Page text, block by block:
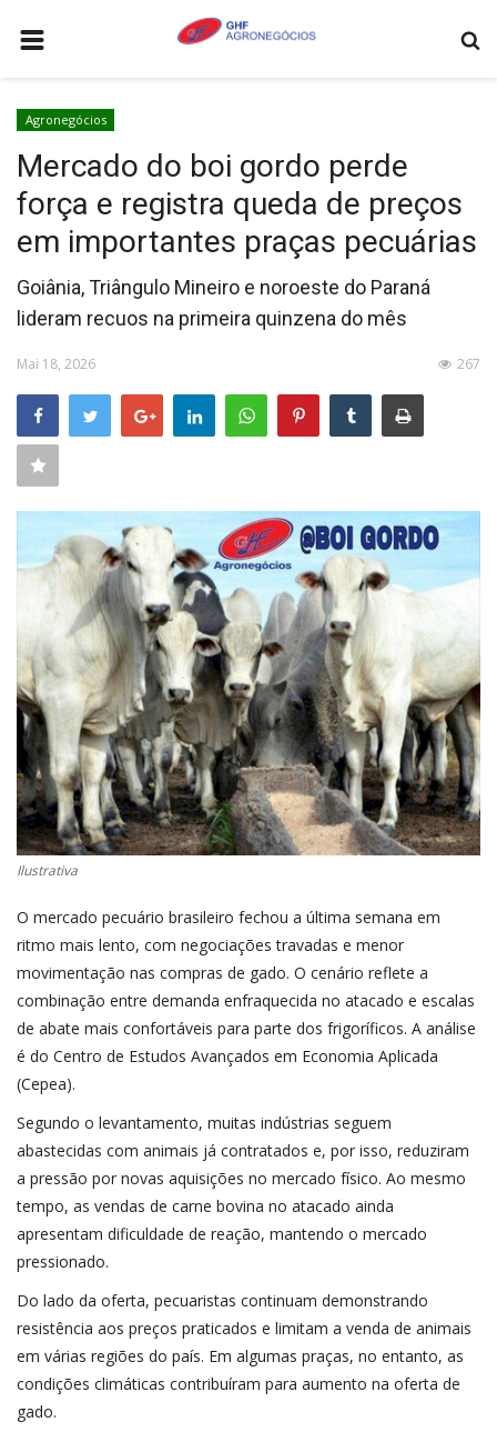
AGRONEGÓCIOS
LEILÕES
FEIRAS E EVENTOS
LOGÍSTICA
COTAÇÕES
COLUNISTA
QUEM SOMOS
CONTATO
REGISTO
Agronegócios
Mercado do boi gordo perde
força e registra queda de preços
em importantes praças pecuárias
Goiânia, Triângulo Mineiro e noroeste do Paraná
lideram recuos na primeira quinzena do mês
Mai 18, 2026 267
Ilustrativa
O mercado pecuário brasileiro fechou a última semana em
ritmo mais lento, com negociações travadas e menor
movimentação nas compras de gado. O cenário reflete a
combinação entre demanda enfraquecida no atacado e escalas
de abate mais confortáveis para parte dos frigoríficos. A análise
é do Centro de Estudos Avançados em Economia Aplicada
(Cepea).
Segundo o levantamento, muitas indústrias seguem
abastecidas com animais já contratados e, por isso, reduziram
a pressão por novas aquisições no mercado físico. Ao mesmo
tempo, as vendas de carne bovina no atacado ainda
apresentam dificuldade de reação, mantendo o mercado
pressionado.
Do lado da oferta, pecuaristas continuam demonstrando
resistência aos preços praticados e limitam a venda de animais
em várias regiões do país. Em algumas praças, no entanto, as
condições climáticas contribuíram para aumento na oferta de
gado.